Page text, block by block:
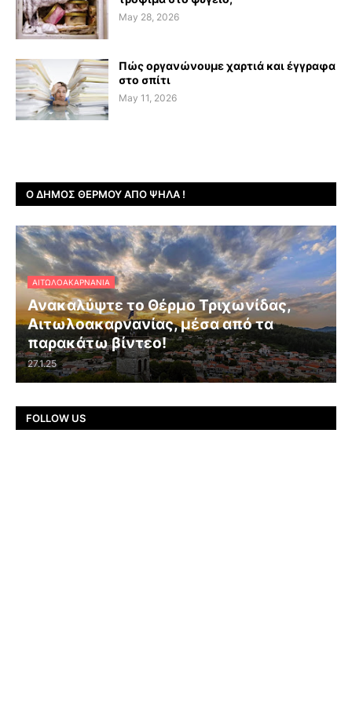
May 28, 2026
Πώς οργανώνουμε χαρτιά και έγγραφα
στο σπίτι
May 11, 2026
Ο ΔΉΜΟΣ ΘΈΡΜΟΥ ΑΠΌ ΨΗΛΆ !
ΑΙΤΩΛΟΑΚΑΡΝΑΝΊΑ
Ανακαλύψτε το Θέρμο Τριχωνίδας,
Αιτωλοακαρνανίας, μέσα από τα
παρακάτω βίντεο!
27.1.25
FOLLOW US